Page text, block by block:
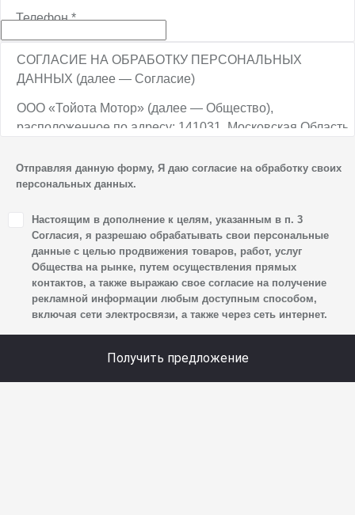
Телефон*
СОГЛАСИЕ НА ОБРАБОТКУ ПЕРСОНАЛЬНЫХ
ДАННЫХ (далее — Согласие)
ООО «Тойота Мотор» (далее — Общество),
расположенное по адресу: 141031, Московская Область,
Автомобильный, стр. 5А/1, является оператором
персональных данных.
1. Настоящим я даю согласие Обществу на обработку
своих персональных данных, а именно: имени, отчества,
фамилии, контактных данных (включая номер телефона
и адрес электронной почты), адреса, сведений
о впечатлениях, интересах, предпочтениях
к автомобилю(-ям) и товарам/услугам, IP-адреса,
сайта, уникального идентификатора посетителя сайта,
предпочтительного времени и способа для контакта,
Отправляя данную форму, Я даю согласие на обработку своих
персональных данных.
Настоящим в дополнение к целям, указанным в п. 3
Согласия, я разрешаю обрабатывать свои персональные
данные с целью продвижения товаров, работ, услуг
Общества на рынке, путем осуществления прямых
контактов, а также выражаю свое согласие на получение
рекламной информации любым доступным способом,
включая сети электросвязи, а также через сеть интернет.
Получить предложение